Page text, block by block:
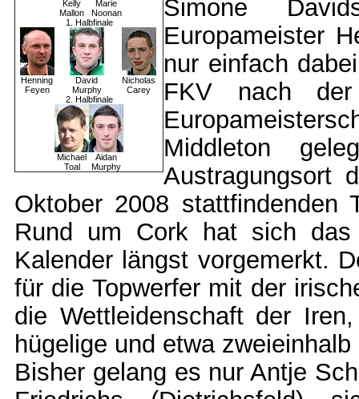
Kelly
Mallon
Marie
Noonan
1. Halbfinale
Henning
Feyen
David
Murphy
Nicholas
Carey
2. Halbfinale
Michael
Toal
Aidan
Murphy
Simone
Europameister
nur einfach
FKV nach
Middleton
Austragungsort
Oktober 2008 stattfindenden
Rund um Cork hat sich
Kalender längst vorgemerkt.
für die Topwerfer mit der
die Wettleidenschaft der
hügelige und etwa
Bisher gelang es nur Antje